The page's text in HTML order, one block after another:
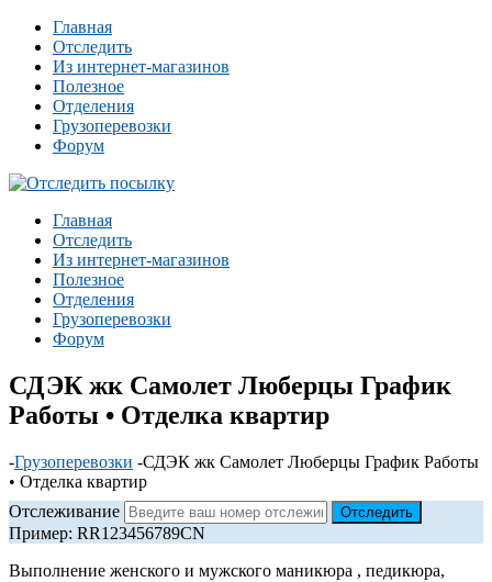
Главная
Отследить
Из интернет-магазинов
Полезное
Отделения
Грузоперевозки
Форум
Главная
Отследить
Из интернет-магазинов
Полезное
Отделения
Грузоперевозки
Форум
СДЭК жк Самолет Люберцы График
Работы • Отделка квартир
-Грузоперевозки -СДЭК жк Самолет Люберцы График Работы
• Отделка квартир
Отслеживание
Пример: RR123456789CN
Выполнение женского и мужского маникюра , педикюра,